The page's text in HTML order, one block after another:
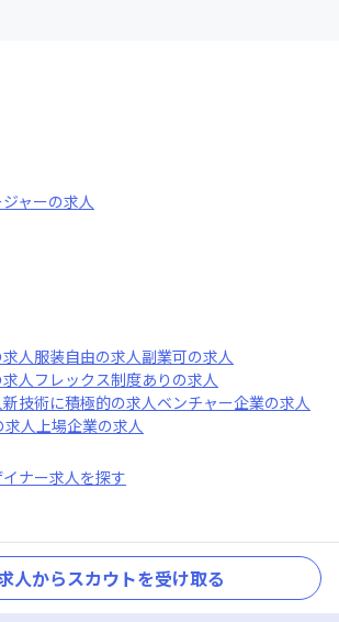
ャーの求人
求人服装自由の求人副業可の求人
求人フレックス制度あり の求人
新技術に積極的の求人ベンチャー企業の求人
求人上場企業の求人
ナー求人を探す
人からスカウトを受け取る